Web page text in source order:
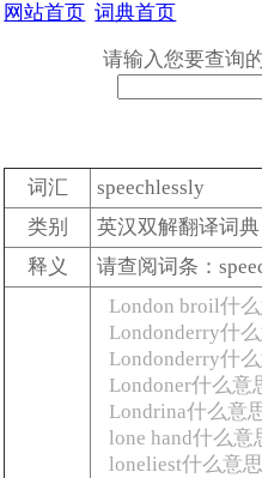
网站首页 词典首页
请输入您要查询
词汇
speechlessly
类别
英汉双解翻译词典
释义
请查阅词条：
London broil什
Londonderry什
Londonderry什
Londoner什么意
Londrina什么意
lone hand什么意
loneliest什么意